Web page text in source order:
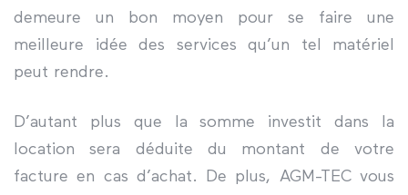
demeure un bon moyen pour se faire une
meilleure idée des services qu’un tel matériel
peut rendre.
D’autant plus que la somme investit dans la
location sera déduite du montant de votre
facture en cas d’achat. De plus, AGM-TEC vous